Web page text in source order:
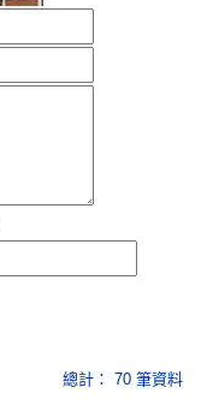
總計： 70 筆資料